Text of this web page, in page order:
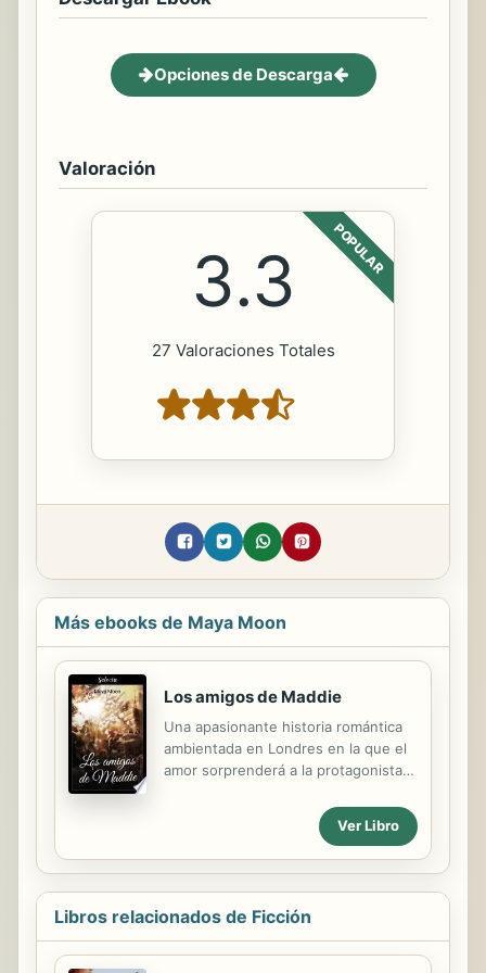
Opciones de Descarga
Valoración
POPULAR
3.3
27 Valoraciones Totales
Más ebooks de Maya Moon
Los amigos de Maddie
Una apasionante historia romántica
ambientada en Londres en la que el
amor sorprenderá a la protagonista
pierdas la nueva novela de Maya
Moon. Maddie lleva un tiempo
viviendo en Londres y trabajaba allí
como maestra antes de conocer a su
empezar una nueva vida en un piso
alquilado en el barrio de Bayswater.
Ver Libro
Libros relacionados de Ficción